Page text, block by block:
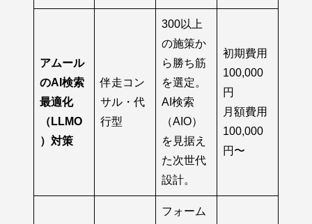
アムール
のAI検索
最適化
（LLMO
）対策
伴走コン
サル・代
行型
300以上
の施策か
ら勝ち筋
を選定。
AI検索
（AIO）
を見据え
た次世代
設計。
初期費用
100,000
円
月額費用
100,000
円〜
フォーム